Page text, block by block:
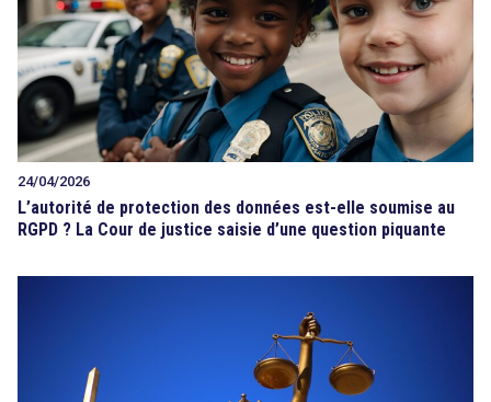
24/04/2026
L’autorité de protection des données est-elle soumise au
RGPD ? La Cour de justice saisie d’une question piquante